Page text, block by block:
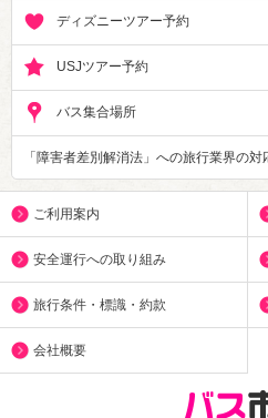
ディズニーツアー予約
USJツアー予約
バス集合場所
「障害者差別解消法」への旅行業界の対
ご利用案内
安全運行への取り組み
旅行条件・標識・約款
会社概要